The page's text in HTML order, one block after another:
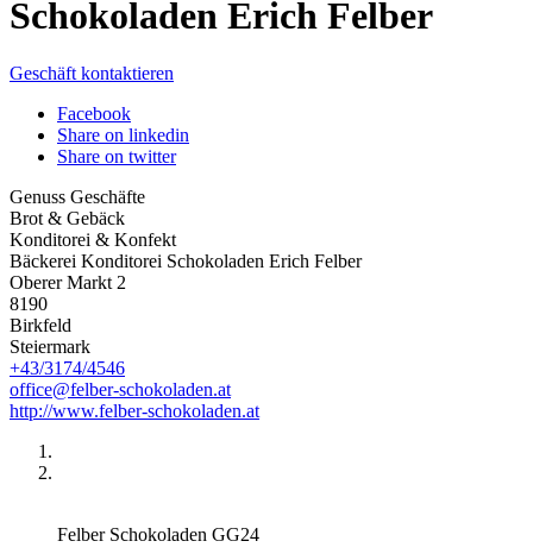
Schokoladen Erich Felber
Geschäft kontaktieren
Facebook
Share on linkedin
Share on twitter
Genuss Geschäfte
Brot & Gebäck
Konditorei & Konfekt
Bäckerei Konditorei Schokoladen Erich Felber
Oberer Markt 2
8190
Birkfeld
Steiermark
+43/3174/4546
office@felber-schokoladen.at
http://www.felber-schokoladen.at
Felber Schokoladen GG24